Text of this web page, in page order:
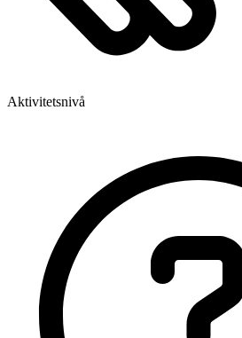
Aktivitetsnivå